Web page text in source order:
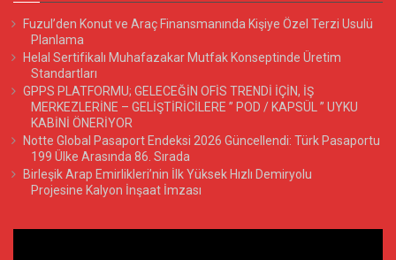
Fuzul’den Konut ve Araç Finansmanında Kişiye Özel Terzi Usulü
Planlama
Helal Sertifikalı Muhafazakar Mutfak Konseptinde Üretim
Standartları
GPPS PLATFORMU; GELECEĞİN OFİS TRENDİ İÇİN, İŞ
MERKEZLERİNE – GELİŞTİRİCİLERE ” POD / KAPSÜL ” UYKU
KABİNİ ÖNERİYOR
Notte Global Pasaport Endeksi 2026 Güncellendi: Türk Pasaportu
199 Ülke Arasında 86. Sırada
Birleşik Arap Emirlikleri’nin İlk Yüksek Hızlı Demiryolu
Projesine Kalyon İnşaat İmzası